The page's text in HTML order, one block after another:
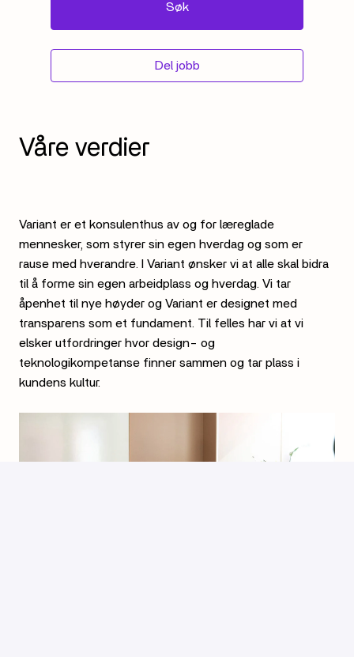
Søk
Del jobb
Variant er et konsulenthus av og for læreglade
mennesker, som styrer sin egen hverdag og som er
rause med hverandre. I Variant ønsker vi at alle skal bidra
til å forme sin egen arbeidplass og hverdag. Vi tar
åpenhet til nye høyder og Variant er designet med
transparens som et fundament. Til felles har vi at vi
elsker utfordringer hvor design- og
teknologikompetanse finner sammen og tar plass i